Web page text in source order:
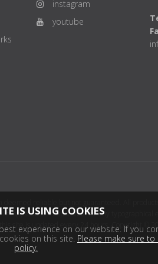
instagram
youtube
shall be responsible for any
site is updated every 24 hours. Copyright ©
IS USING COOKIES
experience on our website. If you
on this site. Please make sure
policy.